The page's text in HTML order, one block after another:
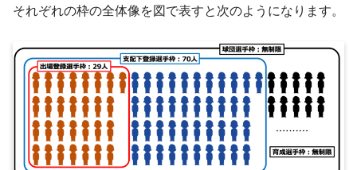
それぞれの枠の全体像を図で表すと次のようになります。